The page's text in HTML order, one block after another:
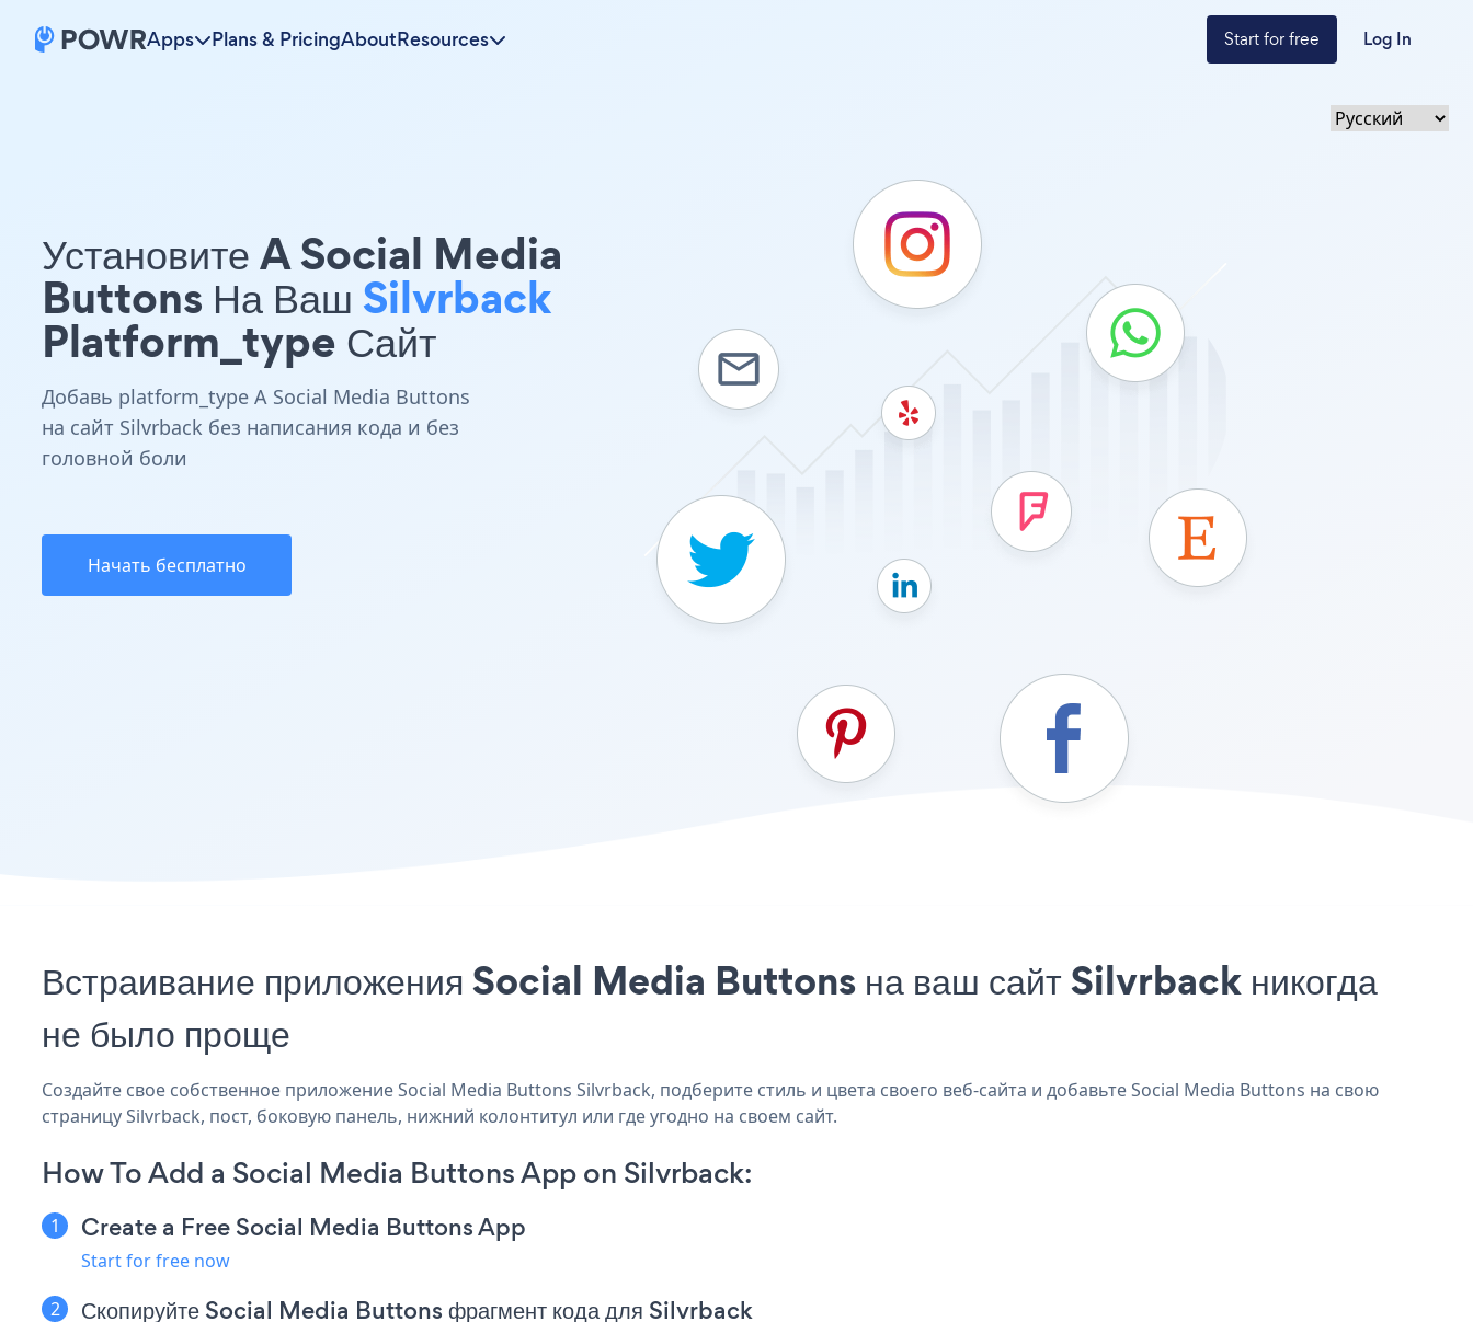
Apps Plans & PricingAboutResources Start for free Log In
Установите A Social Media
Buttons На Ваш Silvrback
Platform_type Сайт
Добавь platform_type A Social Media Buttons
на сайт Silvrback без написания кода и без
головной боли
Начать бесплатно
Встраивание приложения Social Media Buttons на ваш сайт Silvrback никогда
не было проще
Создайте свое собственное приложение Social Media Buttons Silvrback, подберите стиль и цвета своего веб-сайта и добавьте Social Media Buttons на свою
страницу Silvrback, пост, боковую панель, нижний колонтитул или где угодно на своем сайт.
How To Add a Social Media Buttons App on Silvrback:
Create a Free Social Media Buttons App
Start for free now
Скопируйте Social Media Buttons фрагмент кода для Silvrback